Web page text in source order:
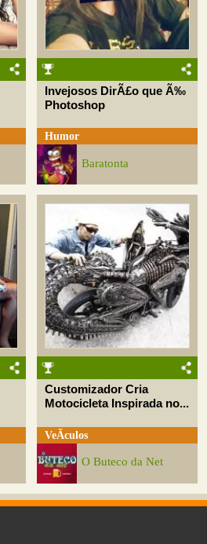
Invejosos DirÃ£o que Ã‰
Photoshop
Humor
Baratonta
Customizador Cria
Motocicleta Inspirada no...
VeÃ­culos
O Buteco da Net